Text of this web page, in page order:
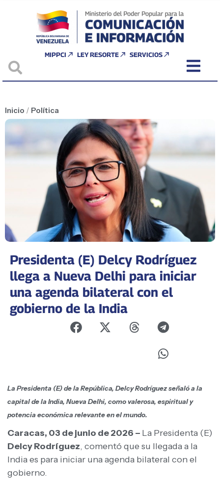
MIPPCI LEY RESORTE SERVICIOS
Inicio / Política
Presidenta (E) Delcy Rodríguez
llega a Nueva Delhi para iniciar
una agenda bilateral con el
gobierno de la India
La Presidenta (E) de la República, Delcy Rodríguez señalóa la
capital de la India, Nueva Delhi, como valerosa, espiritual y
potencia económica relevante en el mundo.
Caracas, 03 de junio de 2026 – La Presidenta (E)
Delcy Rodríguez, comentó que su llegada a la
India es para iniciar una agenda bilateral con el
gobierno.